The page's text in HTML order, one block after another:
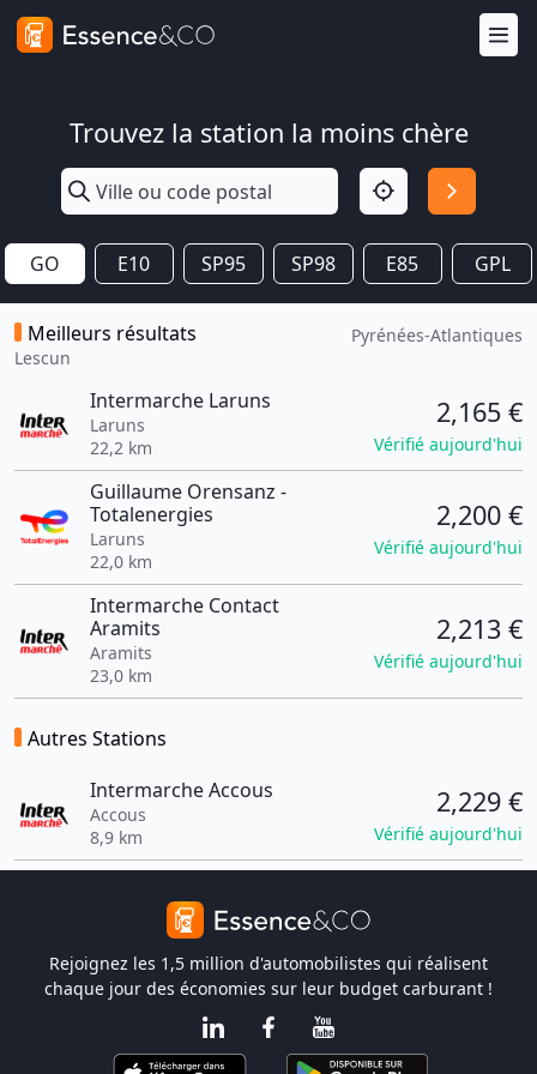
Trouvez la station la moins chère
GO E10 SP95 SP98 E85 GPL
Meilleurs résultats
Lescun
Pyrénées-Atlantiques
Intermarche Laruns
Laruns
22,2 km
2,165 €
Vérifié aujourd'hui
Guillaume Orensanz -
Totalenergies
Laruns
22,0 km
2,200 €
Vérifié aujourd'hui
Intermarche Contact
Aramits
Aramits
23,0 km
2,213 €
Vérifié aujourd'hui
Autres Stations
Intermarche Accous
Accous
8,9 km
2,229 €
Vérifié aujourd'hui
Rejoignez les 1,5 million d'automobilistes qui réalisent
chaque jour des économies sur leur budget carburant !